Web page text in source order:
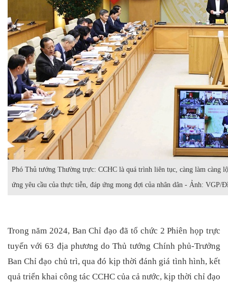
Phó Thủ tướng Thường trực: CCHC là quá trình liên tục, càng làm càng
ứng yêu cầu của thực tiễn, đáp ứng mong đợi của nhân dân - Ảnh: VGP/
Trong năm 2024, Ban Chỉ đạo đã tổ chức 2 Phiên họp trực
tuyến với 63 địa phương do Thủ tướng Chính phủ-Trưởng
Ban Chỉ đạo chủ trì, qua đó kịp thời đánh giá tình hình, kết
quả triển khai công tác CCHC của cả nước, kịp thời chỉ đạo